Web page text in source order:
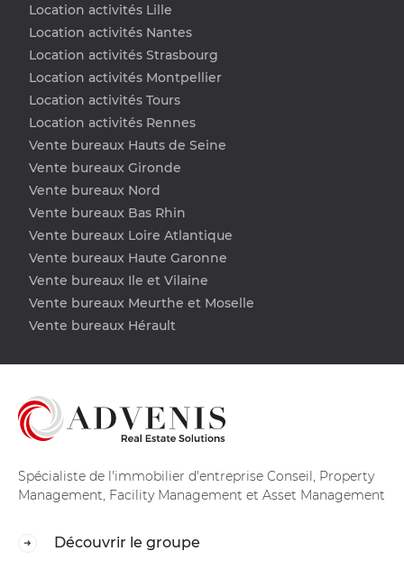
Location activités Lille
Location activités Nantes
Location activités Strasbourg
Location activités Montpellier
Location activités Tours
Location activités Rennes
Vente bureaux Hauts de Seine
Vente bureaux Gironde
Vente bureaux Nord
Vente bureaux Bas Rhin
Vente bureaux Loire Atlantique
Vente bureaux Haute Garonne
Vente bureaux Ile et Vilaine
Vente bureaux Meurthe et Moselle
Vente bureaux Hérault
Spécialiste de l'immobilier d'entreprise Conseil, Property
Management, Facility Management et Asset Management
Découvrir le groupe